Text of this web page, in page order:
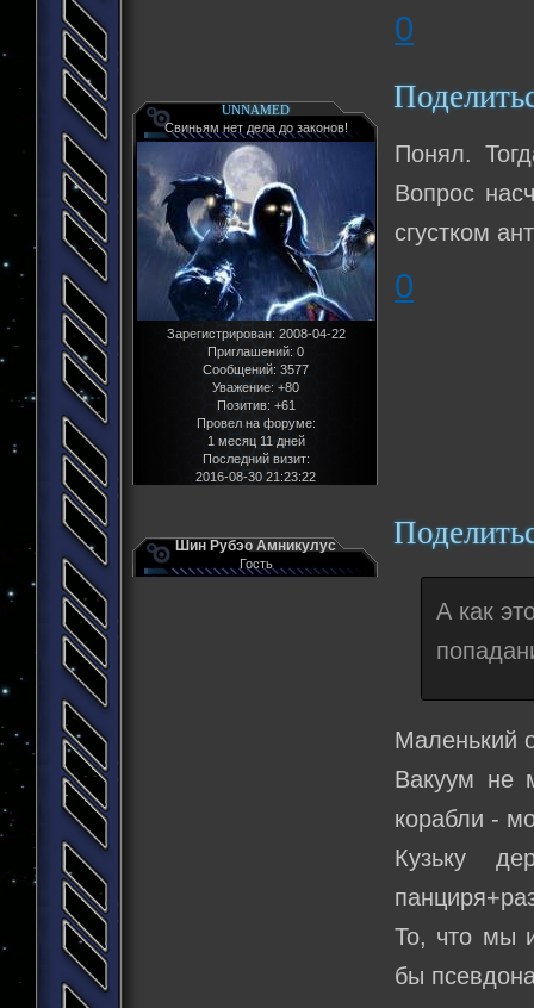
0
UNNAMED
Свиньям нет дела до законов!
Зарегистрирован: 2008-04-22
Приглашений: 0
Сообщений: 3577
Уважение: +80
Позитив: +61
Провел на форуме:
1 месяц 11 дней
Последний визит:
2016-08-30 21:23:22
Понял.
Вопрос
сгустком
0
Шин Рубэо Амникулус
Гость
А как
Маленький
Вакуум не
корабли -
Кузьку
То, что мы
бы